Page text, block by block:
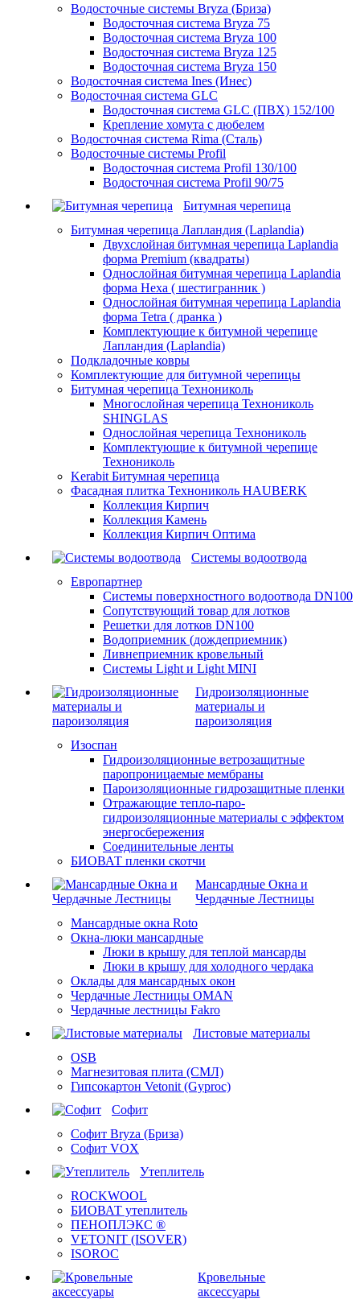
Водосточные системы Bryza (Бриза)
Водосточная система Bryza 75
Водосточная система Bryza 100
Водосточная система Bryza 125
Водосточная система Bryza 150
Водосточная система Ines (Инес)
Водосточная система GLC
Водосточная система GLC (ПВХ) 152/100
Крепление хомута с дюбелем
Водосточная система Rima (Сталь)
Водосточные системы Profil
Водосточная система Profil 130/100
Водосточная система Profil 90/75
Битумная черепица
Битумная черепица Лапландия (Laplandia)
Двухслойная битумная черепица Laplandia
форма Premium (квадраты)
Однослойная битумная черепица Laplandia
форма Hexa ( шестигранник )
Однослойная битумная черепица Laplandia
форма Tetra ( дранка )
Комплектующие к битумной черепице
Лапландия (Laplandia)
Подкладочные ковры
Комплектующие для битумной черепицы
Битумная черепица Технониколь
Многослойная черепица Технониколь
SHINGLAS
Однослойная черепица Технониколь
Комплектующие к битумной черепице
Технониколь
Kerabit Битумная черепица
Фасадная плитка Технониколь HAUBERK
Кол​лекция Кирпич
Кол​лекция Камень
Коллекция Кирпич Оптима
Системы водоотвода
Европартнер
Системы поверхностного водоотвода DN100
Сопутствующий товар для лотков
Решетки для лотков DN100
Водоприемник (дождеприемник)
Ливнеприемник кровельный
Системы Light и Light MINI
Гидроизоляционные
материалы и
пароизоляция
Изоспан
Гидроизоляционные ветрозащитные
паропроницаемые мембраны
Пароизоляционные гидрозащитные пленки
Отражающие тепло-паро-
гидроизоляционные материалы с эффектом
энергосбережения
Соединительные ленты
БИОВАТ пленки скотчи
Мансардные Окна и
Чердачные Лестницы
Мансардные окна Roto
Окна-люки мансардные
Люки в крышу для теплой мансарды
Люки в крышу для холодного чердака
Оклады для мансардных окон
Чердачные Лестницы OMAN
Чердачные лестницы Fakro
Листовые материалы
OSB
Магнезитовая плита (СМЛ)
Гипсокартон Vetonit (Gyproc)
Софит
Софит Bryza (Бриза)
Софит VOX
Утеплитель
ROCKWOOL
БИОВАТ утеплитель
ПЕНОПЛЭКС ®
VETONIT (ISOVER)
ISOROC
Кровельные
аксессуары